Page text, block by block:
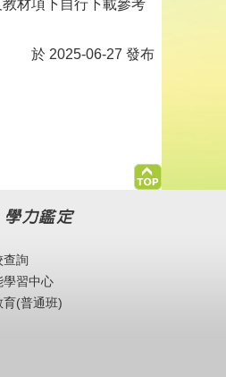
材項下自行下載參考
於 2025-06-27 發布
學力鑑定
查詢
學習中心
育(普通班)